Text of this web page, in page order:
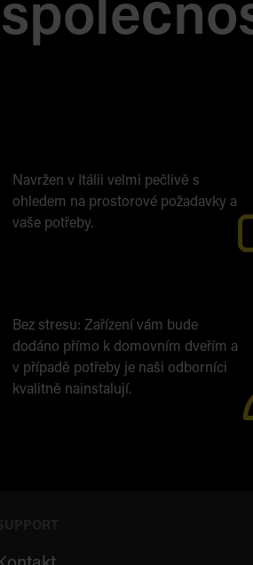
Navržen v Itálii velmi pečlivě s
ohledem na prostorové požadavky a
vaše potřeby.
Bez stresu: Zařízení vám bude
dodáno přímo k domovním dveřím a
v případě potřeby je naši odborníci
kvalitně nainstalují.